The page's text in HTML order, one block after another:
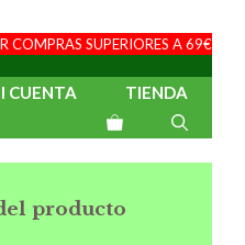
COMPRAS SUPERIORES A 69€
CUENTA TIENDA
producto